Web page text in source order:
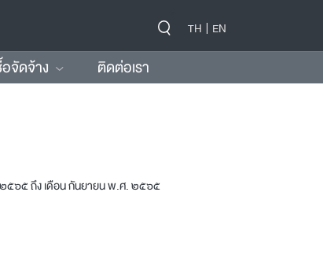
TH
EN
จัดจ้าง ติดต่อเรา
๒๕๖๕ ถึง เดือน กันยายน พ.ศ. ๒๕๖๕